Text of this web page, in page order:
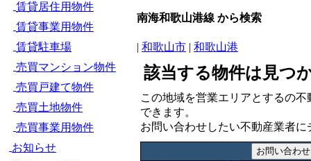
賃貸居住用物件
賃貸事業用物件
賃貸駐車場
売買マンション物件
売買戸建て物件
売買土地物件
売買事業用物件
お知らせ
南海和歌山港線 から検索
| 和歌山市 | 和歌山港
該当する物件は見つ
この地域を営業エリアとするの
できます。
お問い合わせしたい不動産業者